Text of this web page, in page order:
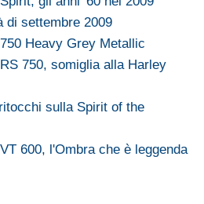
di settembre 2009
Heavy Grey Metallic
750, somiglia alla Harley
sulla Spirit of the
600, l'Ombra che è leggenda